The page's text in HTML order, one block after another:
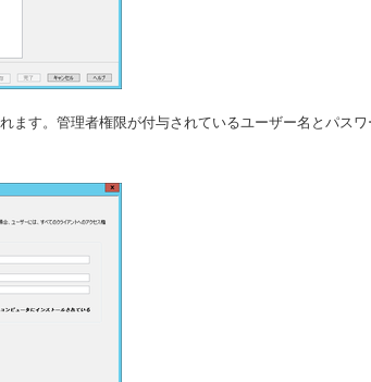
ます。管理者権限が付与されているユーザー名とパス